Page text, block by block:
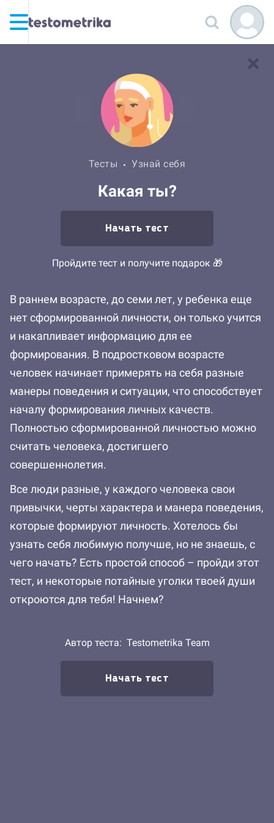
Тесты Узнай себя
Какая ты?
Начать тест
Пройдите тест и получите подарок 🎁
В раннем возрасте, до семи лет, у ребенка еще
нет сформированной личности, он только учится
и накапливает информацию для ее
формирования. В подростковом возрасте
человек начинает примерять на себя разные
манеры поведения и ситуации, что способствует
началу формирования личных качеств.
Полностью сформированной личностью можно
считать человека, достигшего
совершеннолетия.
Все люди разные, у каждого человека свои
привычки, черты характера и манера поведения,
которые формируют личность. Хотелось бы
узнать себя любимую получше, но не знаешь, с
чего начать? Есть простой способ – пройди этот
тест, и некоторые потайные уголки твоей души
откроются для тебя! Начнем?
Автор теста: Testometrika Team
Начать тест